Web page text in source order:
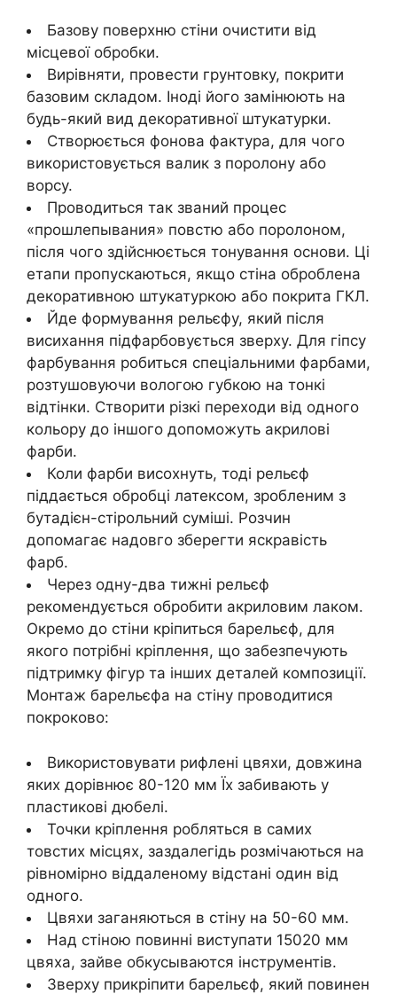
Базову поверхню стіни очистити від
місцевої обробки.
Вирівняти, провести грунтовку, покрити
базовим складом. Іноді його замінюють на
будь-який вид декоративної штукатурки.
Створюється фонова фактура, для чого
використовується валик з поролону або
ворсу.
Проводиться так званий процес
«прошлепывания» повстю або поролоном,
після чого здійснюється тонування основи. Ці
етапи пропускаються, якщо стіна оброблена
декоративною штукатуркою або покрита ГКЛ.
Йде формування рельєфу, який після
висихання підфарбовується зверху. Для гіпсу
фарбування робиться спеціальними фарбами,
розтушовуючи вологою губкою на тонкі
відтінки. Створити різкі переходи від одного
кольору до іншого допоможуть акрилові
фарби.
Коли фарби висохнуть, тоді рельєф
піддається обробці латексом, зробленим з
бутадієн-стірольний суміші. Розчин
допомагає надовго зберегти яскравість
фарб.
Через одну-два тижні рельєф
рекомендується обробити акриловим лаком.
Окремо до стіни кріпиться барельєф, для
якого потрібні кріплення, що забезпечують
підтримку фігур та інших деталей композиції.
Монтаж барельєфа на стіну проводитися
покроково:
Використовувати рифлені цвяхи, довжина
яких дорівнює 80-120 мм Їх забивають у
пластикові дюбелі.
Точки кріплення робляться в самих
товстих місцях, заздалегідь розмічаються на
рівномірно віддаленому відстані один від
одного.
Цвяхи заганяються в стіну на 50-60 мм.
Над стіною повинні виступати 15020 мм
цвяха, зайве обкусываются інструментів.
Зверху прикріпити барельєф, який повинен